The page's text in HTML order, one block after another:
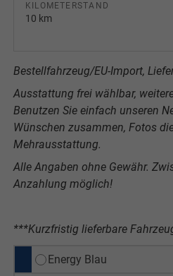
KILOMETERSTAND
10 km
Bestellfahrzeug/EU-Import,
Ausstattung frei wählbar,
Benutzen Sie einfach unseren
Wünschen zusammen, Fotos
Mehrausstattung.
Alle Angaben ohne Gewähr.
Anzahlung möglich!
***Kurzfristig lieferbare
Energy Blau